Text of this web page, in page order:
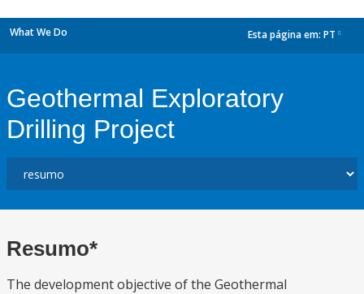
What We Do Esta página em: PT
Geothermal Exploratory
Drilling Project
Resumo*
The development objective of the Geothermal